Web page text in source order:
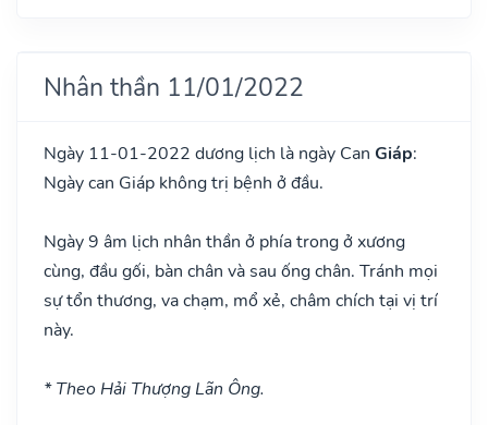
Nhân thần 11/01/2022
Ngày 11-01-2022 dương lịch là ngày Can Giáp:
Ngày can Giáp không trị bệnh ở đầu.
Ngày 9 âm lịch nhân thần ở phía trong ở xương
cùng, đầu gối, bàn chân và sau ống chân. Tránh mọi
sự tổn thương, va chạm, mổ xẻ, châm chích tại vị trí
này.
* Theo Hải Thượng Lãn Ông.